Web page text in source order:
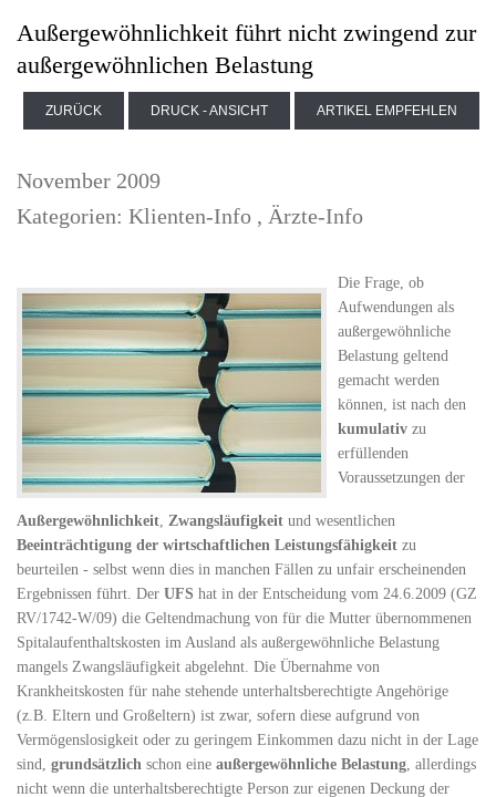
Außergewöhnlichkeit führt nicht zwingend zur
außergewöhnlichen Belastung
ZURÜCK DRUCK - ANSICHT ARTIKEL EMPFEHLEN
November 2009
Kategorien: Klienten-Info , Ärzte-Info
Die Frage, ob
Aufwendungen als
außergewöhnliche
Belastung geltend
gemacht werden
können, ist nach den
kumulativ zu
erfüllenden
Voraussetzungen der
Außergewöhnlichkeit Zwangsläufigkeit und wesentlichen
Beeinträchtigung der wirtschaftlichen Leistungsfähigkeit zu
beurteilen - selbst wenn dies in manchen Fällen zu unfair erscheinenden
Ergebnissen führt. Der UFS hat in der Entscheidung vom 24.6.2009 (GZ
RV/1742-W/09) die Geltendmachung von für die Mutter übernommenen
Spitalaufenthaltskosten im Ausland als außergewöhnliche Belastung
mangels Zwangsläufigkeit abgelehnt. Die Übernahme von
Krankheitskosten für nahe stehende unterhaltsberechtigte Angehörige
(z.B. Eltern und Großeltern) ist zwar, sofern diese aufgrund von
Vermögenslosigkeit oder zu geringem Einkommen dazu nicht in der Lage
sind, grundsätzlich schon eine außergewöhnliche Belastung , allerdings
nicht wenn die unterhaltsberechtigte Person zur eigenen Deckung der